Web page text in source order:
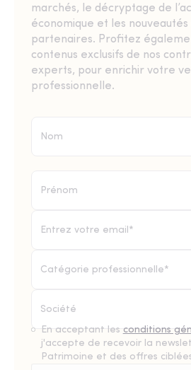
marchés, le décryptage de
économique et les nouveautés
partenaires. Profitez
contenus exclusifs de nos
experts, pour enrichir votre
professionnelle.
Catégorie professionnelle*
En acceptant les conditions
j'accepte de recevoir la
Patrimoine et des offres